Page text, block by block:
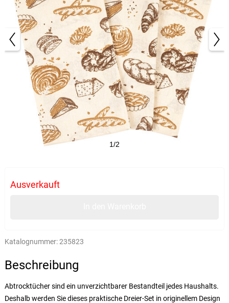
1/2
Ausverkauft
Katalognummer:235823
Beschreibung
Abtrocktücher sind ein unverzichtbarer Bestandteil jedes Haushalts.
Deshalb werden Sie dieses praktische Dreier-Set in originellem Design